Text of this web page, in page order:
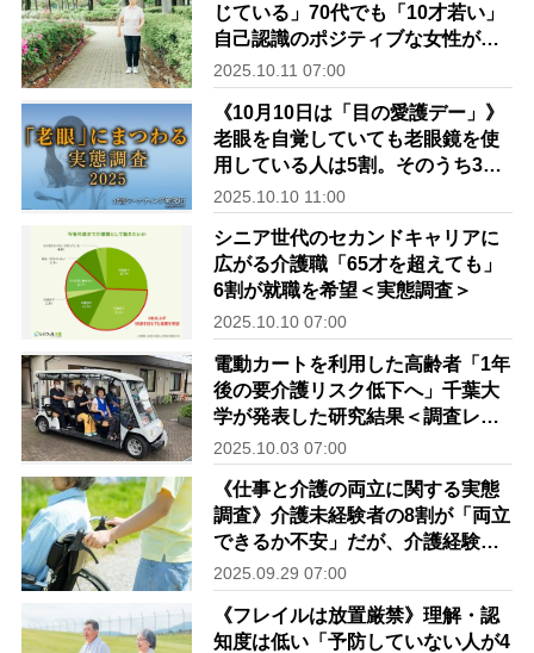
じている」70代でも「10才若い」
自己認識のポジティブな女性が多
数＜調査レポート＞
2025.10.11 07:00
《10月10日は「目の愛護デー」》
老眼を自覚していても老眼鏡を使
用している人は5割。そのうち3割
は100均など量販店で購入と判明
｜介護マーケティング研究所 by
介護ポストセブン
2025.10.10 11:00
シニア世代のセカンドキャリアに
広がる介護職「65才を超えても」
6割が就職を希望＜実態調査＞
2025.10.10 07:00
電動カートを利用した高齢者「1年
後の要介護リスク低下へ」千葉大
学が発表した研究結果＜調査レポ
ート＞
2025.10.03 07:00
《仕事と介護の両立に関する実態
調査》介護未経験者の8割が「両立
できるか不安」だが、介護経験者
の約7割は「仕事で役立つスキルは
介護でも役立つ」と回答
2025.09.29 07:00
《フレイルは放置厳禁》理解・認
知度は低い「予防していない人が4